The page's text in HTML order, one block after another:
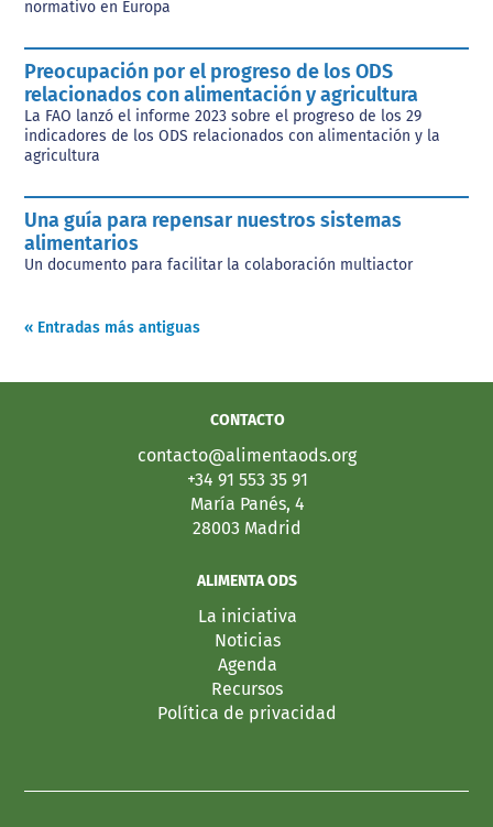
normativo en Europa
Preocupación por el progreso de los ODS
relacionados con alimentación y agricultura
La FAO lanzó el informe 2023 sobre el progreso de los 29
indicadores de los ODS relacionados con alimentación y la
agricultura
Una guía para repensar nuestros sistemas
alimentarios
Un documento para facilitar la colaboración multiactor
« Entradas más antiguas
CONTACTO
contacto@alimentaods.org
+34 91 553 35 91
María Panés, 4
28003 Madrid
ALIMENTA ODS
La iniciativa
Noticias
Agenda
Recursos
Política de privacidad